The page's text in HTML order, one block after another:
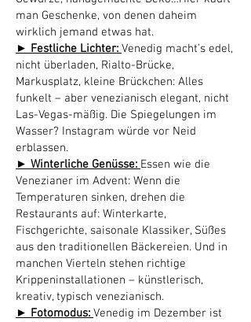
man Geschenke, von denen daheim
wirklich jemand etwas hat.
► Festliche Lichter: Venedig macht’s edel,
nicht überladen, Rialto-Brücke,
Markusplatz, kleine Brückchen: Alles
funkelt – aber venezianisch elegant, nicht
Las-Vegas-mäßig. Die Spiegelungen im
Wasser? Instagram würde vor Neid
erblassen.
► Winterliche Genüsse: Essen wie die
Venezianer im Advent: Wenn die
Temperaturen sinken, drehen die
Restaurants auf: Winterkarte,
Fischgerichte, saisonale Klassiker, Süßes
aus den traditionellen Bäckereien. Und in
manchen Vierteln stehen richtige
Krippeninstallationen – künstlerisch,
kreativ, typisch venezianisch.
► Fotomodus: Venedig im Dezember ist